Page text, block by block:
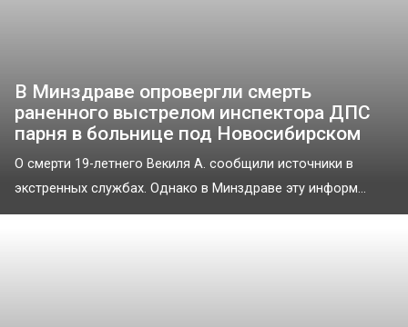
В Минздраве опровергли смерть
раненного выстрелом инспектора ДПС
парня в больнице под Новосибирском
О смерти 19-летнего Векиля А. сообщили источники в
экстренных службах. Однако в Минздраве эту информ...